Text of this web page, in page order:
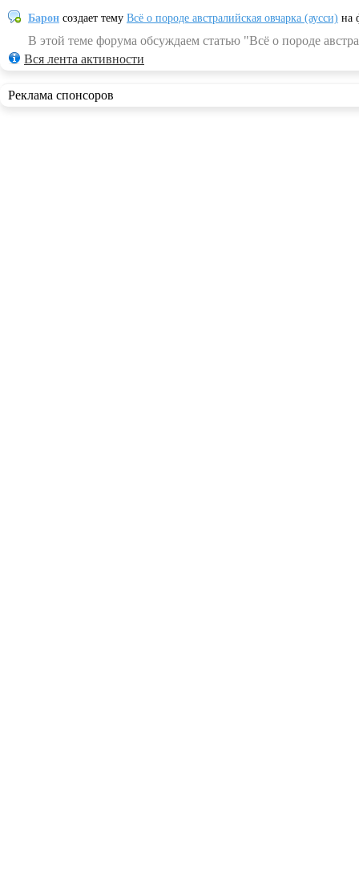
Барон создает тему Всё о породе австралийская овчарка (аусси) на
В этой теме форума обсуждаем статью "Всё о породе
Вся лента активности
Реклама спонсоров